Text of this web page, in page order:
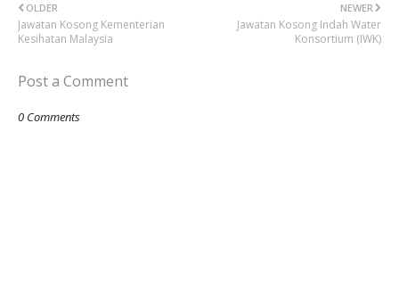
NEWER
Jawatan Kosong Indah Water
Konsortium (IWK)
OLDER
Jawatan Kosong Kementerian
Kesihatan Malaysia
Post a Comment
0 Comments